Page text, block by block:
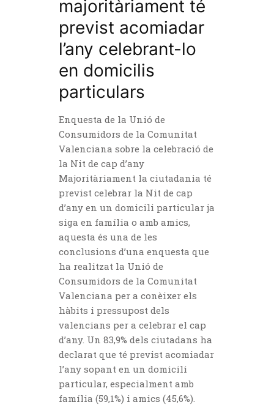
majoritàriament té
previst acomiadar
l’any celebrant-lo
en domicilis
particulars
Enquesta de la Unió de
Consumidors de la Comunitat
Valenciana sobre la celebració de
la Nit de cap d’any
Majoritàriament la ciutadania té
previst celebrar la Nit de cap
d’any en un domicili particular ja
siga en família o amb amics,
aquesta és una de les
conclusions d’una enquesta que
ha realitzat la Unió de
Consumidors de la Comunitat
Valenciana per a conèixer els
hàbits i pressupost dels
valencians per a celebrar el cap
d’any. Un 83,9% dels ciutadans ha
declarat que té previst acomiadar
l’any sopant en un domicili
particular, especialment amb
família (59,1%) i amics (45,6%).